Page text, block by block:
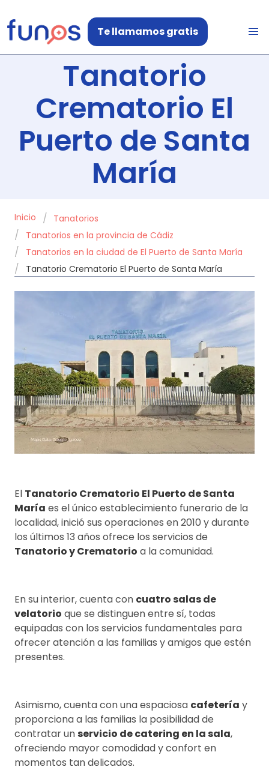
Te llamamos gratis
Tanatorio
Crematorio El
Puerto de Santa
María
Inicio
Tanatorios
Tanatorios en la provincia de Cádiz
Tanatorios en la ciudad de El Puerto de Santa María
Tanatorio Crematorio El Puerto de Santa María
El Tanatorio Crematorio El Puerto de Santa
María es el único establecimiento funerario de la
localidad, inició sus operaciones en 2010 y durante
los últimos 13 años ofrece los servicios de
Tanatorio y Crematorio a la comunidad.
En su interior, cuenta con cuatro salas de
velatorio que se distinguen entre sí, todas
equipadas con los servicios fundamentales para
ofrecer atención a las familias y amigos que estén
presentes.
Asimismo, cuenta con una espaciosa cafetería y
proporciona a las familias la posibilidad de
contratar un servicio de catering en la sala,
ofreciendo mayor comodidad y confort en
momentos tan delicados.